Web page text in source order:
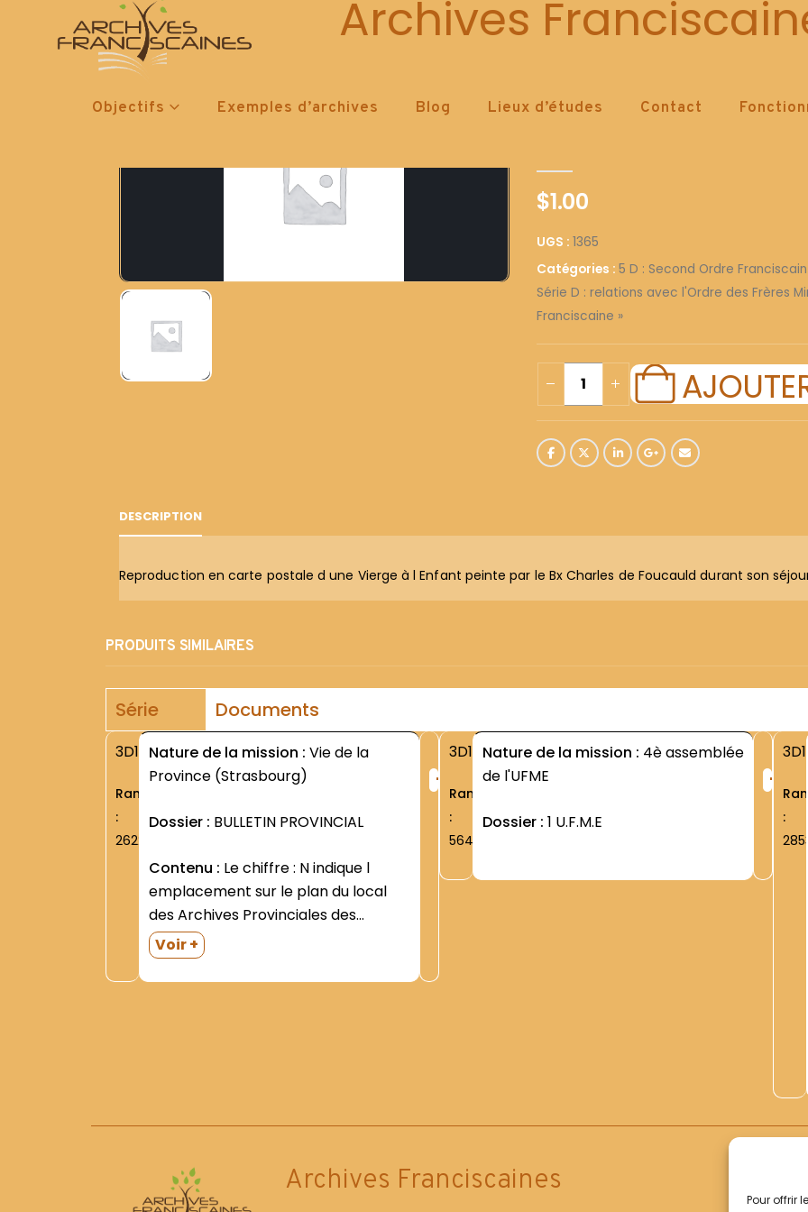
Pour offrir
Archives
Objectifs Exemples d’archives Blog Lieux d’études Contact
1365
$1.00
UGS : 1365
Catégories : 5 D : Second Ordre
Série D : relations avec l'Ordre des Frères
Franciscaine »
DESCRIPTION
Reproduction en carte postale d une Vierge à l Enfant peinte par le Bx Charles de Foucauld durant son
PRODUITS SIMILAIRES
Série Documents
3D1
Rang
:
2622
Nature de la mission : Vie de la
Province (Strasbourg)
Dossier : BULLETIN PROVINCIAL
Contenu :
emplacement sur le plan du local
des Archives Provinciales des
anciennes Provinces Saint-Pascal /
Strasbourg et Saint-Bernardin /
Lyon|1 |Boite 1 : 1948 à 1950 ; 1961 à
Voir +
+
3D1
Rang
:
5641
Nature de la mission : 4è assemblée
de l'UFME
Dossier : 1 U.F.M.E
+
3D1
Rang
:
2853
Archives Franciscaines